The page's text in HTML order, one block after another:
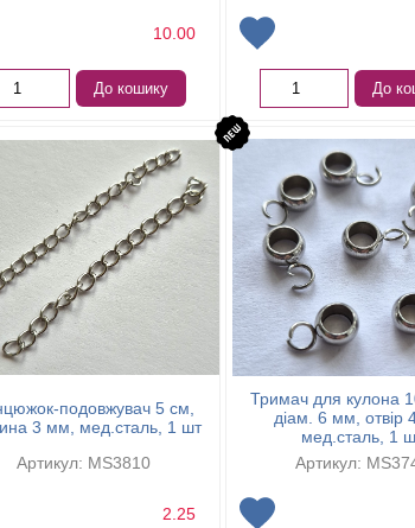
10.00
До кошику До
подовжувач 5 см,
3 мм, мед.сталь, 1 шт
Артикул: MS3810
2.25
Тримач для кулона
діам. 6 мм, отвір
мед.сталь, 1
Артикул: